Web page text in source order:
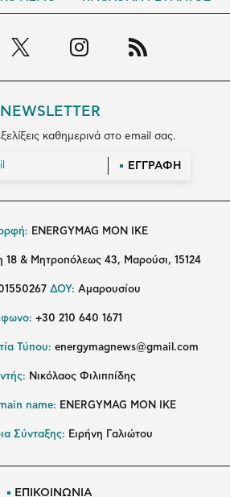
NEWSLETTER
καθημερινά στο email σας.
ΕΓΓΡΑΦΗ
ENERGYMAG MON IKE
18 & Μητροπόλεως 43, Μαρούσι, 15124
ΔΟΥ: Αμαρουσίου
+30 210 640 1671
Τύπου: energymagnews@gmail.com
Νικόλαος Φιλιππίδης
name: ENERGYMAG ΜΟΝ ΙΚΕ
Σύνταξης: Ειρήνη Γαλιώτου
ΕΠΙΚΟΙΝΩΝΙΑ